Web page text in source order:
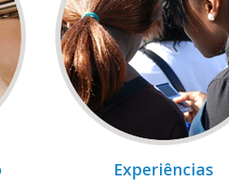
Experiências